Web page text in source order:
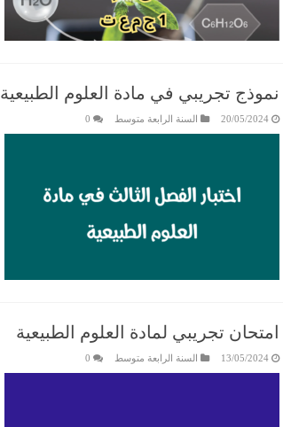
نموذج تجريبي في مادة العلوم الطبيعية
20/05/2024 السنة الرابعة متوسط 0
امتحان تجريبي لمادة العلوم الطبيعية
13/05/2024 السنة الرابعة متوسط 0